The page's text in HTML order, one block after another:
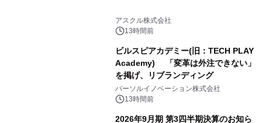
アスクル株式会社
13時間前
ビルスピアカデミー(旧：TECH PLAY
Academy) 「変革は外注できない」
を掲げ、リブランディング
パーソルイノベーション株式会社
13時間前
2026年9月期 第3四半期決算のお知ら